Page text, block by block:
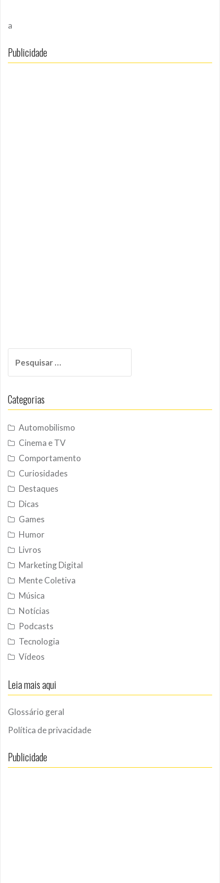
a
Publicidade
por:
Categorias
Automobilismo
Cinema e TV
Comportamento
Curiosidades
Destaques
Dicas
Games
Humor
Livros
Marketing Digital
Mente Coletiva
Música
Notícias
Podcasts
Tecnologia
Vídeos
Leia mais aqui
Glossário geral
Política de privacidade
Publicidade